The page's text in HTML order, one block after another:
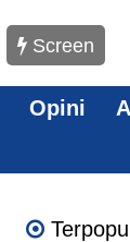
Screen
Opini